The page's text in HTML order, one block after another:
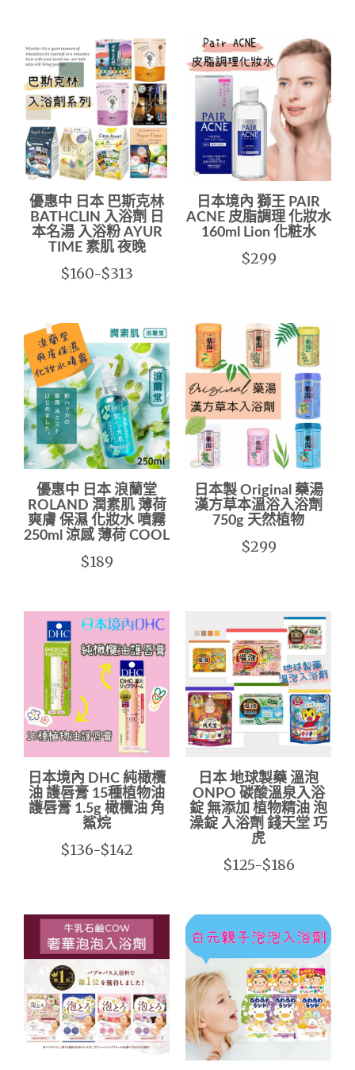
優惠中 日本 巴斯克林
BATHCLIN 入浴劑 日
本名湯 入浴粉 AYUR
TIME 素肌 夜晚
$160-$313
日本境內 獅王 PAIR
ACNE 皮脂調理 化妝水
160ml Lion 化粧水
$299
優惠中 日本 浪蘭堂
ROLAND 潤素肌 薄荷
爽膚 保濕 化妝水 噴霧
250ml 涼感 薄荷 COOL
$189
日本製 Original 藥湯
漢方草本溫浴入浴劑
750g 天然植物
$299
日本境內 DHC 純橄欖
油 護唇膏 15種植物油
護唇膏 1.5g 橄欖油 角
鯊烷
$136-$142
日本 地球製藥 溫泡
ONPO 碳酸溫泉入浴
錠 無添加 植物精油 泡
澡錠 入浴劑 錢天堂 巧
虎
$125-$186